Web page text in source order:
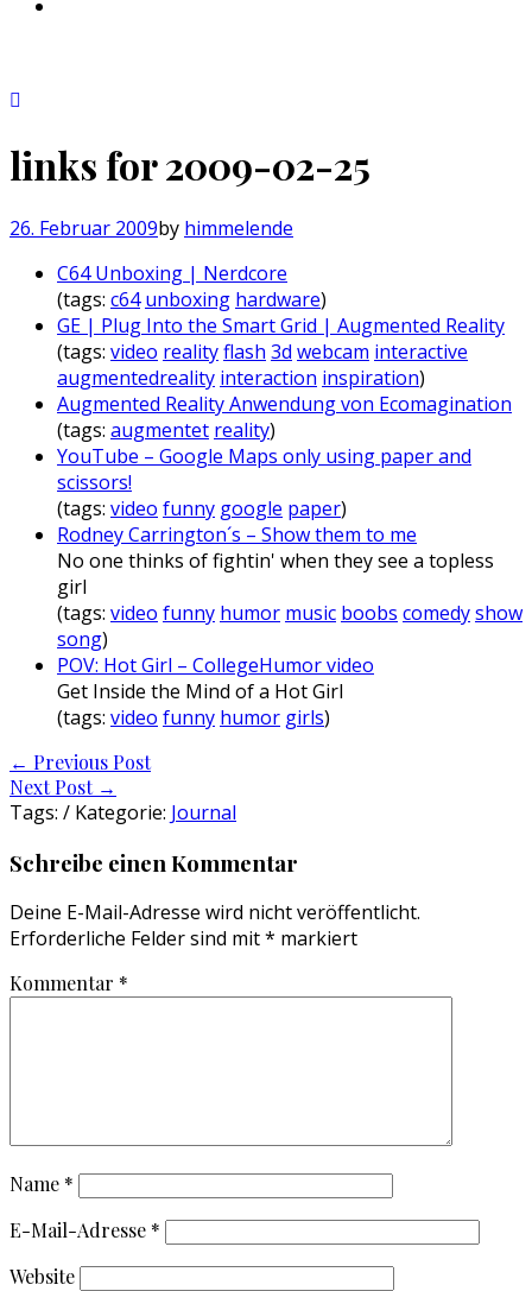
links for 2009-02-25
26. Februar 2009by himmelende
C64 Unboxing | Nerdcore
(tags: c64 unboxing hardware)
GE | Plug Into the Smart Grid | Augmented Reality
(tags: video realityflash 3d webcam interactive
augmentedreality interaction inspiration)
Augmented Reality Anwendung von Ecomagination
(tags: augmentet reality)
YouTube – Google Maps only using paper and
scissors!
(tags: video funny google paper)
Rodney Carrington´s – Show them to me
No one thinks of fightin' when they see a topless
girl
(tags: video funny humor music boobs comedyshow
song)
POV: Hot Girl – CollegeHumor video
Get Inside the Mind of a Hot Girl
(tags: video funny humor girls)
Post
navigation
← Previous Post
Next Post →
Tags: / Kategorie: Journal
Schreibe einen Kommentar
Deine E-Mail-Adresse wird nicht veröffentlicht.
Erforderliche Felder sind mit* markiert
Kommentar *
Name *
E-Mail-Adresse *
Website